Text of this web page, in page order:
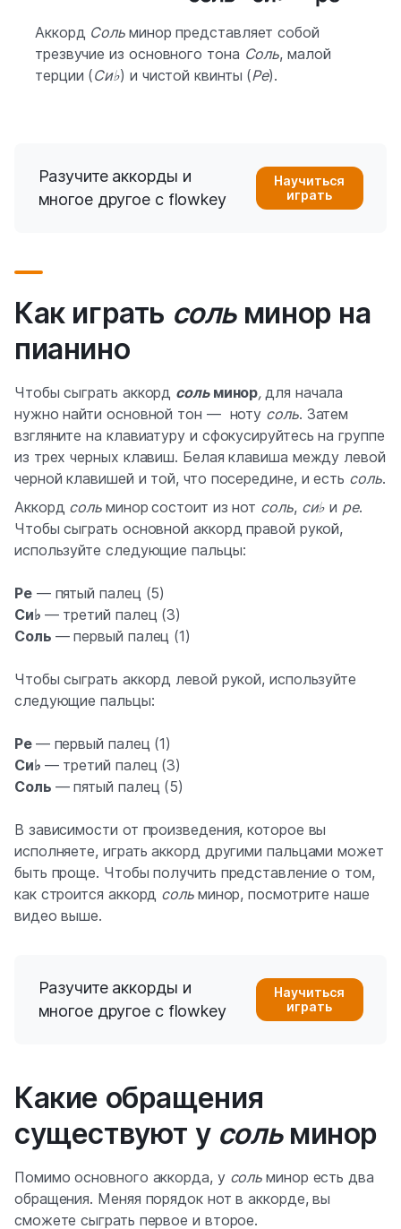
Аккорд Соль минор представляет собой
трезвучие из основного тона Соль, малой
терции (Си♭) и чистой квинты (Ре).
Разучите аккорды и
многое другое с flowkey
Научиться
играть
Как играть соль минор на
пианино
Чтобы сыграть аккорд соль минор, для начала
нужно найти основной тон — ноту соль. Затем
взгляните на клавиатуру и сфокусируйтесь на группе
из трех черных клавиш. Белая клавиша между левой
черной клавишей и той, что посередине, и есть соль.
Аккорд соль минор состоит из нот соль, си♭ и ре.
Чтобы сыграть основной аккорд правой рукой,
используйте следующие пальцы:
Ре— пятый палец (5)
Си♭ — третий палец (3)
Соль — первый палец (1)
Чтобы сыграть аккорд левой рукой, используйте
следующие пальцы:
Ре — первый палец (1)
Си♭ — третий палец (3)
Соль — пятый палец (5)
В зависимости от произведения, которое вы
исполняете, играть аккорд другими пальцами может
быть проще. Чтобы получить представление о том,
как строится аккорд соль минор, посмотрите наше
видео выше.
Разучите аккорды и
многое другое с flowkey
Научиться
играть
Какие обращения
существуют у соль минор
Помимо основного аккорда, у сольминор есть два
обращения. Меняя порядок нот в аккорде, вы
сможете сыграть первое и второе.